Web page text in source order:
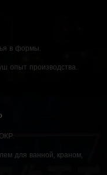
в формы.
опыт производства.
для ванной, краном,